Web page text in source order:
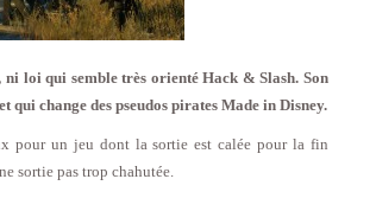
loi qui semble très orienté Hack & Slash. Son
qui change des pseudos pirates Made in Disney.
pour un jeu dont la sortie est calée pour la fin
sortie pas trop chahutée.